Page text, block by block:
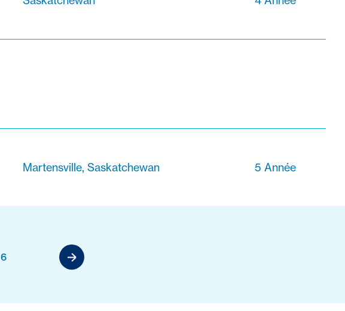
Martensville, Saskatchewan 5 Année
6